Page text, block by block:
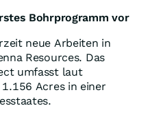
Bohrprogramm vor
neue Arbeiten in
Resources. Das
umfasst laut
Acres in einer